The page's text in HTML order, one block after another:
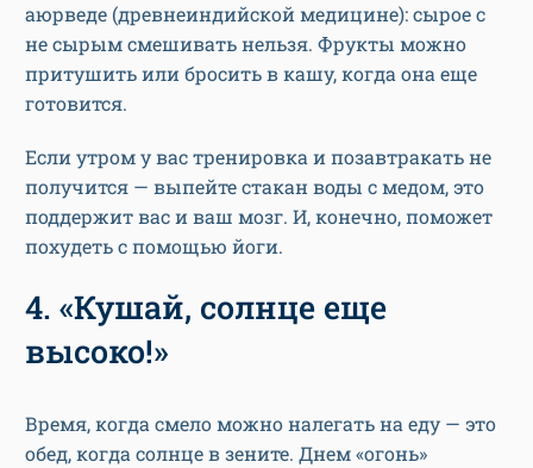
аюрведе (древнеиндийской медицине): сырое с
не сырым смешивать нельзя. Фрукты можно
притушить или бросить в кашу, когда она еще
готовится.
Если утром у вас тренировка и позавтракать не
получится — выпейте стакан воды с медом, это
поддержит вас и ваш мозг. И, конечно, поможет
похудеть с помощью йоги.
4. «Кушай, солнце еще
высоко!»
Время, когда смело можно налегать на еду — это
обед, когда солнце в зените. Днем «огонь»